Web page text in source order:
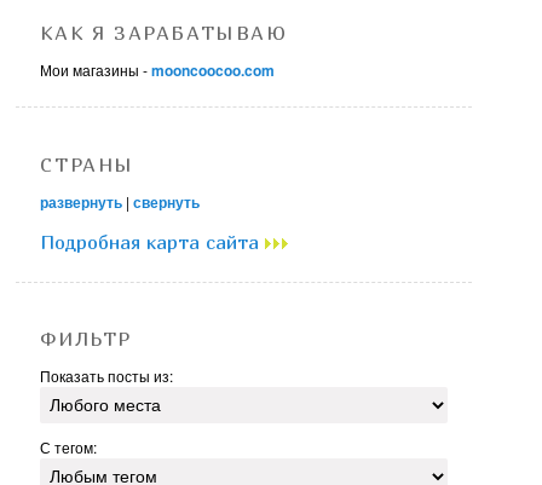
КАК Я ЗАРАБАТЫВАЮ
Мои магазины -mooncoocoo.com
СТРАНЫ
развернуть |свернуть
Подробная карта сайта
ФИЛЬТР
Показать посты из:
С тегом: